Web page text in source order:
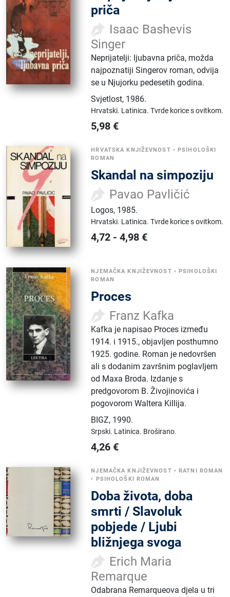
priča
Isaac Bashevis
Singer
Neprijatelji: ljubavna priča, možda
najpoznatiji Singerov roman, odvija
se u Njujorku pedesetih godina.
Svjetlost, 1986.
Hrvatski. Latinica.Tvrde korice s ovitkom.
5,98 €
HRVATSKA KNJIŽEVNOST •PSIHOLOŠKI
ROMAN
Skandal na simpoziju
Pavao Pavličić
Logos, 1985.
Hrvatski. Latinica.Tvrde korice s ovitkom.
4,72 -4,98 €
NJEMAČKA KNJIŽEVNOST • PSIHOLOŠKI
ROMAN
Proces
Franz Kafka
Kafka je napisao Proces između
1914. i 1915., objavljen posthumno
1925. godine. Roman je nedovršen
ali s dodanim završnim poglavljem
od Maxa Broda. Izdanje s
predgovorom B. Živojinovića i
pogovorom Waltera Killija.
BIGZ, 1990.
Srpski. Latinica. Broširano.
4,26 €
NJEMAČKA KNJIŽEVNOST • RATNI ROMAN
•
PSIHOLOŠKI ROMAN
Doba života, doba
smrti / Slavoluk
pobjede / Ljubi
bližnjega svoga
Erich Maria
Remarque
Odabrana Remarqueova djela u tri